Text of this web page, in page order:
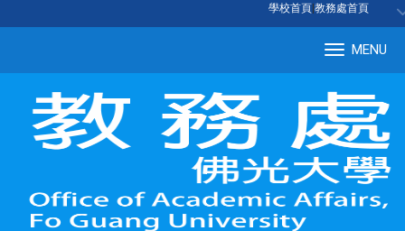
學校首頁 教務處首頁
MENU